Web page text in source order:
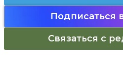
Подписаться
Связаться с